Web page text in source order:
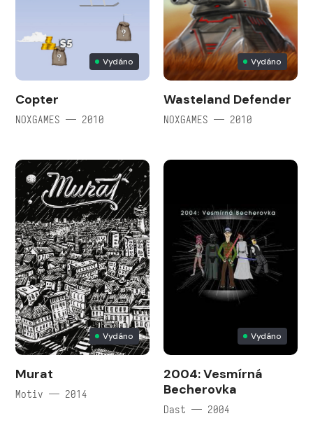
Vydáno
Copter
NOXGAMES — 2010
Vydáno
Wasteland Defender
NOXGAMES — 2010
Vydáno
Murat
Motiv — 2014
Vydáno
2004: Vesmírná
Becherovka
Dast — 2004